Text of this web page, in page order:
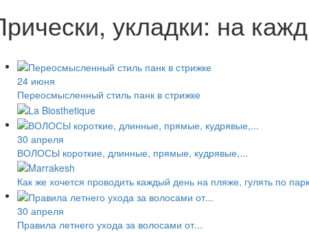
укладки: на
24 июня
Переосмысленный стиль панк в стрижке
30 апреля
ВОЛОСЫ короткие, длинные, прямые, кудрявые,...
Как же хочется проводить каждый день на пляже, гулять по
30 апреля
Правила летнего ухода за волосами от...